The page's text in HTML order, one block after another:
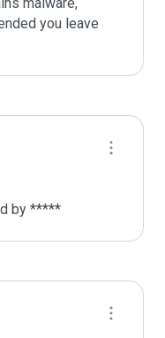
you leave
by *****